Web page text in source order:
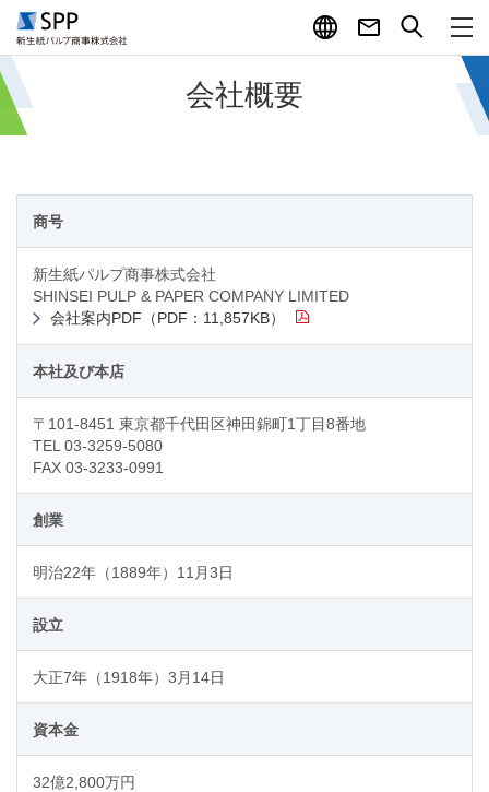
English お問い合わせ
サイト
会社概要
商号
新生紙パルプ商事株式会社
SHINSEI PULP & PAPER COMPANY LIMITED
会社案内PDF（PDF：11,857KB）
本社及び本店
〒101-8451 東京都千代田区神田錦町1丁目8番地
TEL 03-3259-5080
FAX 03-3233-0991
創業
明治22年（1889年）11月3日
設立
大正7年（1918年）3月14日
資本金
32億2,800万円